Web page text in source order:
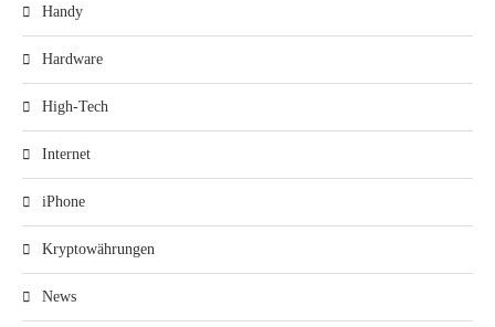
Handy
Hardware
High-Tech
Internet
iPhone
Kryptowährungen
News